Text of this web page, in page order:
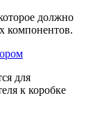
должно
компонентов.
для
к коробке